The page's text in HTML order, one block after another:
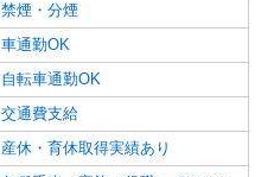
禁煙・分煙
車通勤OK
自転車通勤OK
交通費支給
産休・育休取得実績あり